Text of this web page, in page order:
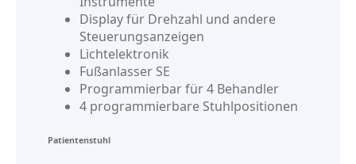
Display für Drehzahl und andere
Steuerungsanzeigen
Lichtelektronik
Fußanlasser SE
Programmierbar für 4 Behandler
4 programmierbare Stuhlpositionen
Patientenstuhl